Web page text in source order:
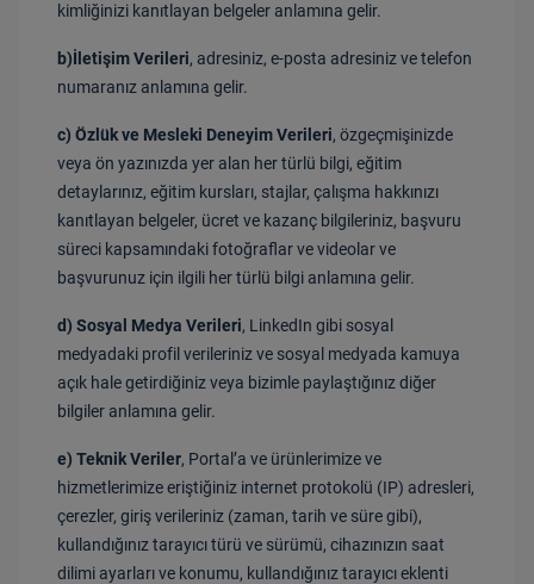
kimliğinizi kanıtlayan belgeler anlamına gelir.
b)İletişim Verileri, adresiniz, e-posta adresiniz ve telefon
numaranız anlamına gelir.
c) Özlük ve Mesleki Deneyim Verileri, özgeçmişinizde
veya ön yazınızda yer alan her türlü bilgi, eğitim
detaylarınız, eğitim kursları, stajlar, çalışma hakkınızı
kanıtlayan belgeler, ücret ve kazanç bilgileriniz, başvuru
süreci kapsamındaki fotoğraflar ve videolar ve
başvurunuz için ilgili her türlü bilgi anlamına gelir.
d) Sosyal Medya Verileri, LinkedIn gibi sosyal
medyadaki profil verileriniz ve sosyal medyada kamuya
açık hale getirdiğiniz veya bizimle paylaştığınız diğer
bilgiler anlamına gelir.
e) Teknik Veriler, Portal’a ve ürünlerimize ve
hizmetlerimize eriştiğiniz internet protokolü (IP) adresleri,
çerezler, giriş verileriniz (zaman, tarih ve süre gibi),
kullandığınız tarayıcı türü ve sürümü, cihazınızın saat
dilimi ayarları ve konumu, kullandığınız tarayıcı eklenti